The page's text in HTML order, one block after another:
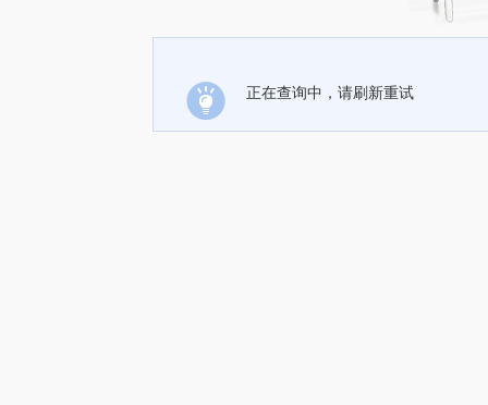
正在查询中，请刷新重试